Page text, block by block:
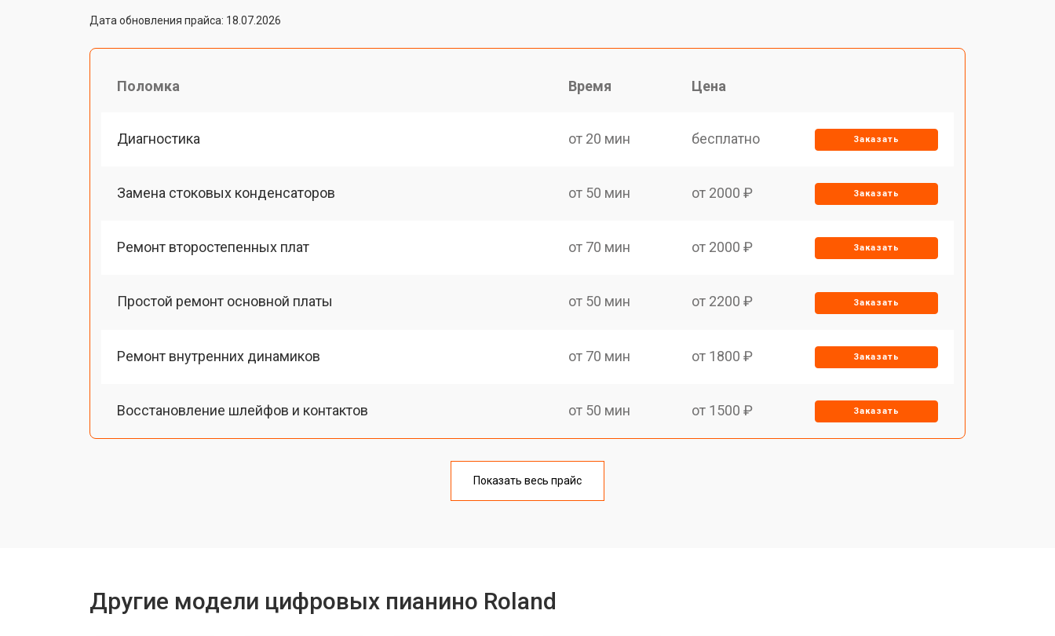
Дата обновления прайса: 18.07.2026
Поломка Время Цена
Диагностика от 20 мин бесплатно Заказать
Замена стоковых конденсаторов от 50 мин от 2000 ₽ Заказать
Ремонт второстепенных плат от 70 мин от 2000 ₽ Заказать
Простой ремонт основной платы от 50 мин от 2200 ₽ Заказать
Ремонт внутренних динамиков от 70 мин от 1800 ₽ Заказать
Восстановление шлейфов и контактов от 50 мин от 1500 ₽ Заказать
Замена токопроводящих резинок механизма клавиш от 50 мин
Показать весь прайс
Другие модели цифровых пианино Roland